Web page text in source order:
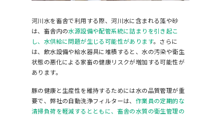
河川水を畜舎で利用する際、河川水に含まれる藻や砂
は、畜舎内の水源設備や配管系統に詰まりを引き起こ
し、水供給に問題が生じる可能性があります。さらに
は、飲水設備や給水器具に堆積すると、水の汚染や衛生
状態の悪化による家畜の健康リスクが増加する可能性が
あります。
豚の健康と生産性を維持するためには水の品質管理が重
要で、弊社の自動洗浄フィルターは、 作業員の定期的な
清掃負荷を軽減するとともに、畜舎の水質の衛生管理の